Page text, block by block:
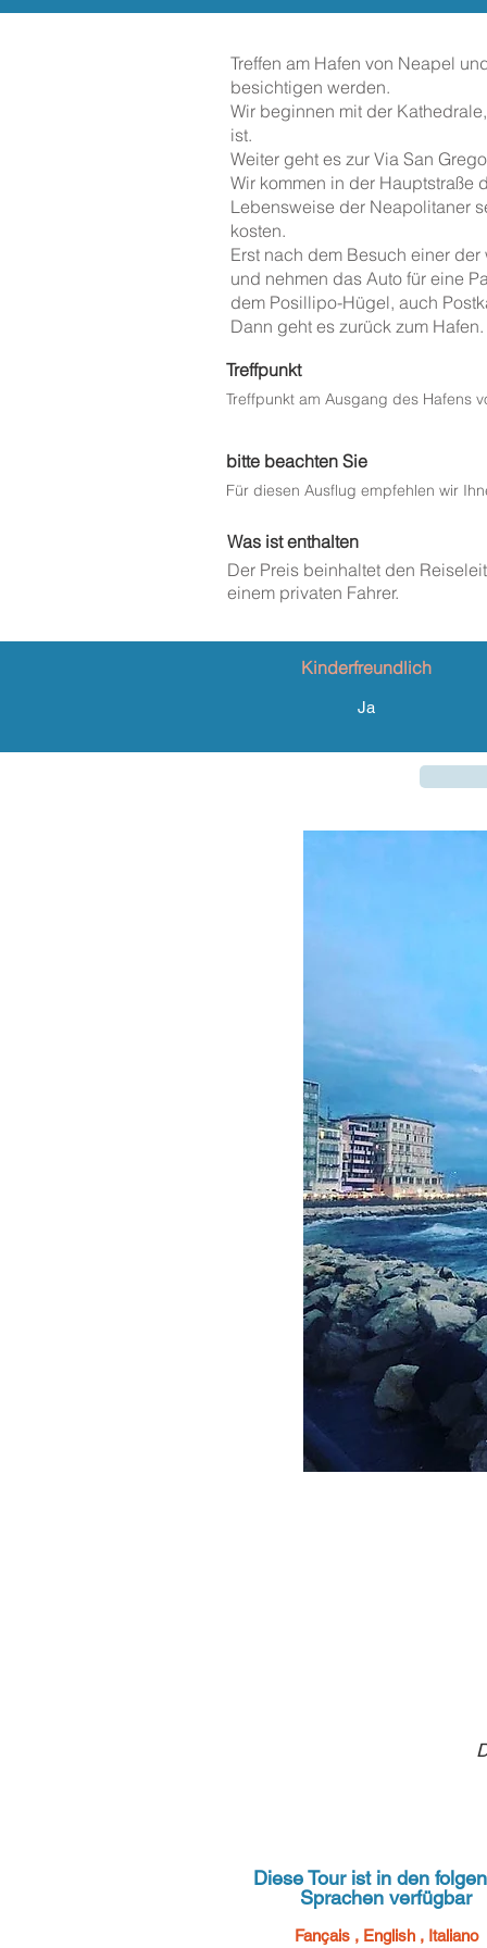
Treffen am Hafen von Neapel
besichtigen werden.
Wir beginnen mit der
ist.
Weiter geht es zur Via San
Wir kommen in der Hauptstraße
Lebensweise der Neapolitaner
kosten.
Erst nach dem Besuch einer
und nehmen das Auto für eine
dem Posillipo-Hügel, auch
Dann geht es zurück zum Hafen.
Treffpunkt
Treffpunkt am Ausgang des Hafens
bitte beachten Sie
Für diesen Ausflug empfehlen wir
Was ist enthalten
Der Preis beinhaltet den
einem privaten Fahrer.
Kinderfreundlich
Ja
Diese Tour ist in den
Sprachen verfügbar
Fançais , English , Italiano